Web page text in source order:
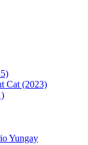
Cat (2023)
Yungay